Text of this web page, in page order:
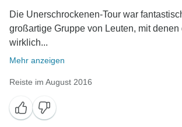
Die Unerschrockenen-Tour war
großartige Gruppe von Leuten, mit denen
wirklich...
Mehr anzeigen
Reiste im August 2016